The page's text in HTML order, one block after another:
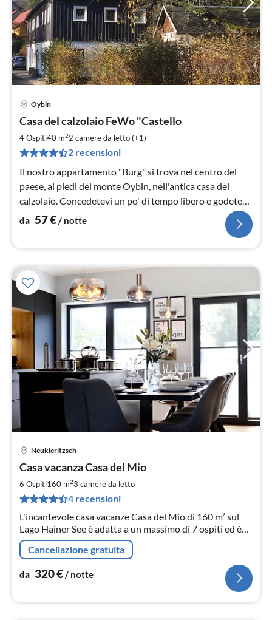
Oybin
Casa del calzolaio FeWo "Castello
4 Ospiti40 m22 camere da letto (+1)
2 recensioni
Il nostro appartamento "Burg" si trova nel centro del
paese, ai piedi del monte Oybin, nell'antica casa del
calzolaio. Concedetevi un po' di tempo libero e godetevi
la natura meravigliosa.
da 57€/ notte
Neukieritzsch
Casa vacanza Casa del Mio
6 Ospiti160 m23 camere da letto
4 recensioni
L'incantevole casa vacanze Casa del Mio di 160 m² sul
Lago Hainer See è adatta a un massimo di 7 ospiti ed è
dotata di 3 camere da letto, una cucina-soggiorno e una
sauna di lusso.
Cancellazione gratuita
da 320€/ notte